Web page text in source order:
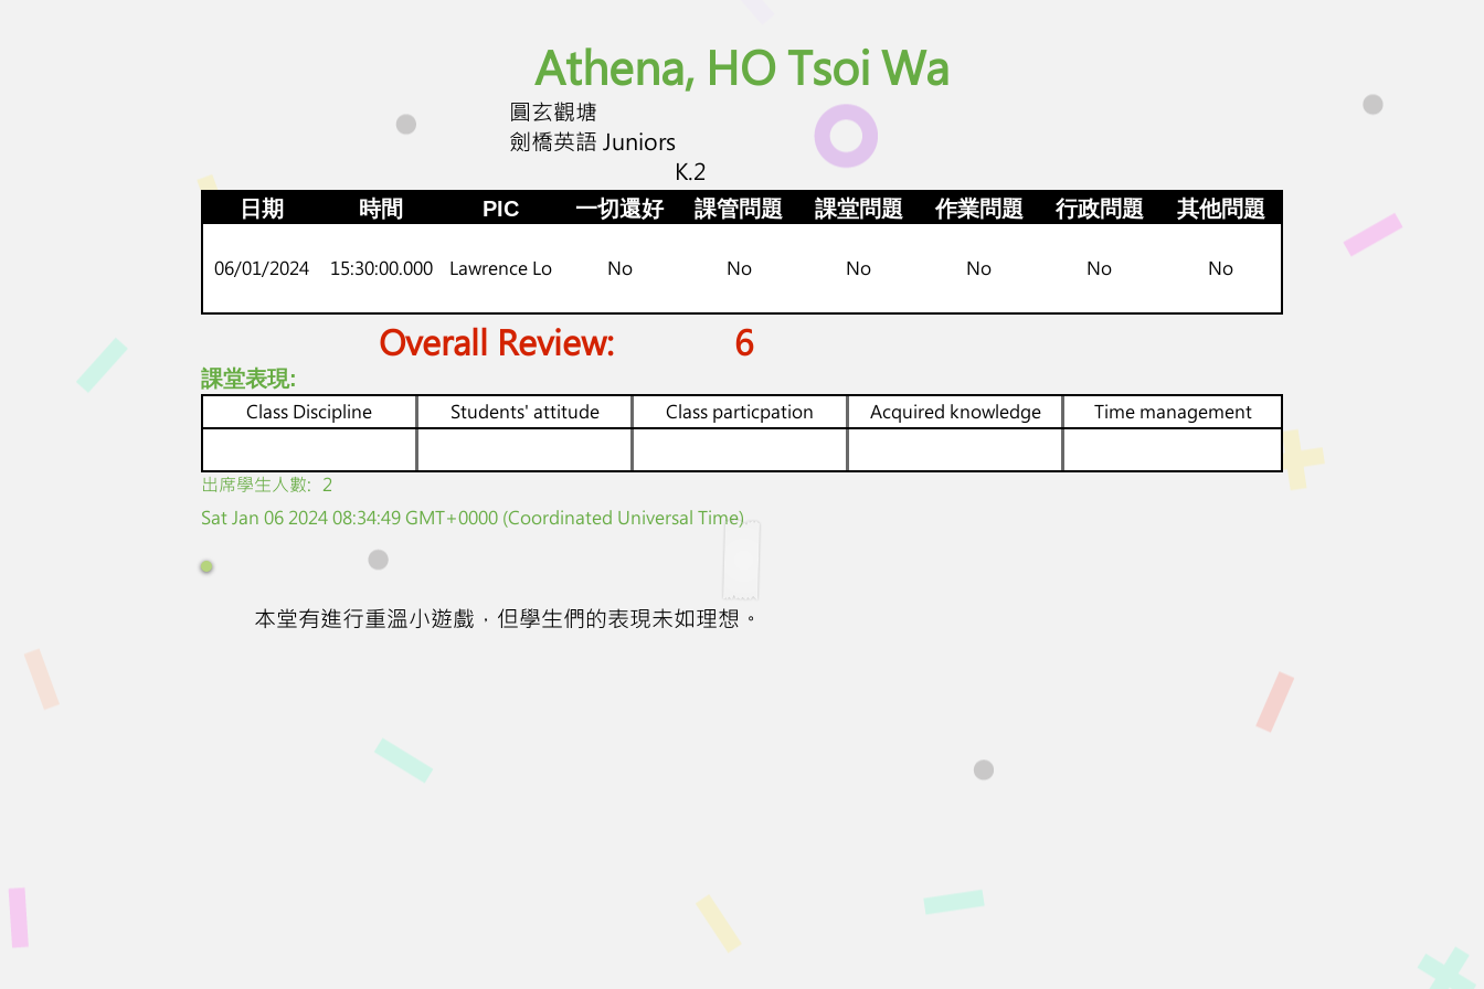
Athena, HO Tsoi Wa
圓玄觀塘
劍橋英語 Juniors
K.2
日期 時間 PIC 一切還好 課管問題 課堂問題 作業問題 行政問題 其他問題
06/01/2024 15:30:00.000 Lawrence Lo No No No No No No
6
Overall Review:
課堂表現:
Class Discipline Students' attitude Class particpation Acquired knowledge Time management
​出席學生人數: 2
Sat Jan 06 2024 08:34:49 GMT+0000 (Coordinated Universal Time)
本堂有進行重溫小遊戲，但學生們的表現未如理想。